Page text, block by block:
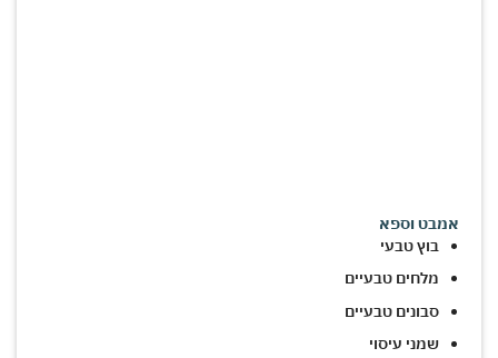
אמבט וספא
בוץ טבעי
מלחים טבעיים
סבונים טבעיים
שמני עיסוי